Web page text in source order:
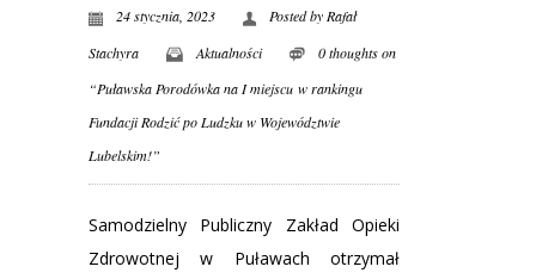
24 stycznia, 2023 Posted byRafał
Stachyra
Aktualności
0 thoughts on
“Puławska Porodówka na I miejscu w rankingu
Fundacji Rodzić po Ludzku w Województwie
Lubelskim!”
Samodzielny Publiczny Zakład Opieki
Zdrowotnej w Puławach otrzymał